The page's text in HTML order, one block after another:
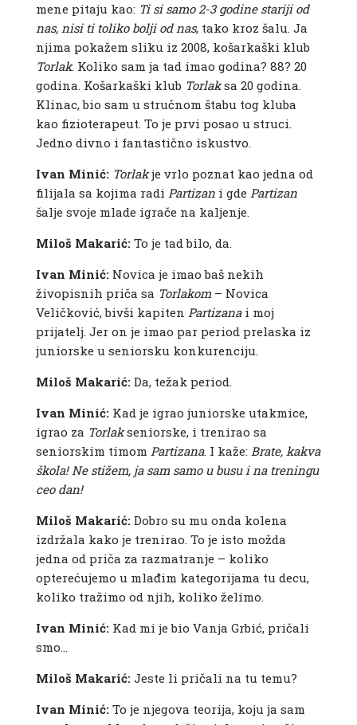
mene pitaju kao: Ti si samo 2-3 godine stariji od
nas, nisi ti toliko bolji od nas, tako kroz šalu. Ja
njima pokažem sliku iz 2008, košarkaški klub
Torlak. Koliko sam ja tad imao godina? 88? 20
godina. Košarkaški klub Torlaksa 20 godina.
Klinac, bio sam u stručnom štabu tog kluba
kao fizioterapeut. To je prvi posao u struci.
Jedno divno i fantastično iskustvo.
Ivan Minić: Torlakje vrlo poznat kao jedna od
filijala sa kojima radi Partizani gde Partizan
šalje svoje mlade igrače na kaljenje.
Miloš Makarić:To je tad bilo, da.
Ivan Minić:Novica je imao baš nekih
živopisnih priča sa Torlakom– Novica
Veličković, bivši kapiten Partizanai moj
prijatelj. Jer on je imao par period prelaska iz
juniorske u seniorsku konkurenciju.
Miloš Makarić:Da, težak period.
Ivan Minić:Kad je igrao juniorske utakmice,
igrao za Torlakseniorske, i trenirao sa
seniorskim timom Partizana. I kaže: Brate, kakva
škola! Ne stižem, ja sam samo u busu i na treningu
ceo dan!
Miloš Makarić:Dobro su mu onda kolena
izdržala kako je trenirao. To je isto možda
jedna od priča za razmatranje – koliko
opterećujemo u mlađim kategorijama tu decu,
koliko tražimo od njih, koliko želimo.
Ivan Minić:Kad mi je bio Vanja Grbić, pričali
smo…
Miloš Makarić:Jeste li pričali na tu temu?
Ivan Minić:To je njegova teorija, koju ja sam